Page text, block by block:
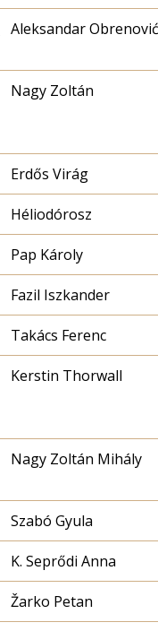
Aleksandar Obrenović
Nagy Zoltán
Erdős Virág
Héliodórosz
Pap Károly
Fazil Iszkander
Takács Ferenc
Kerstin Thorwall
Nagy Zoltán Mihály
Szabó Gyula
K. Seprődi Anna
Žarko Petan